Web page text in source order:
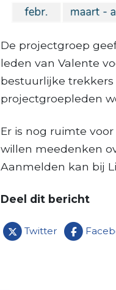
De projectgroep
leden van Valente
bestuurlijke
projectgroepleden
Er is nog ruimte
willen meedenken
Aanmelden kan bij
Deel dit bericht
Twitter